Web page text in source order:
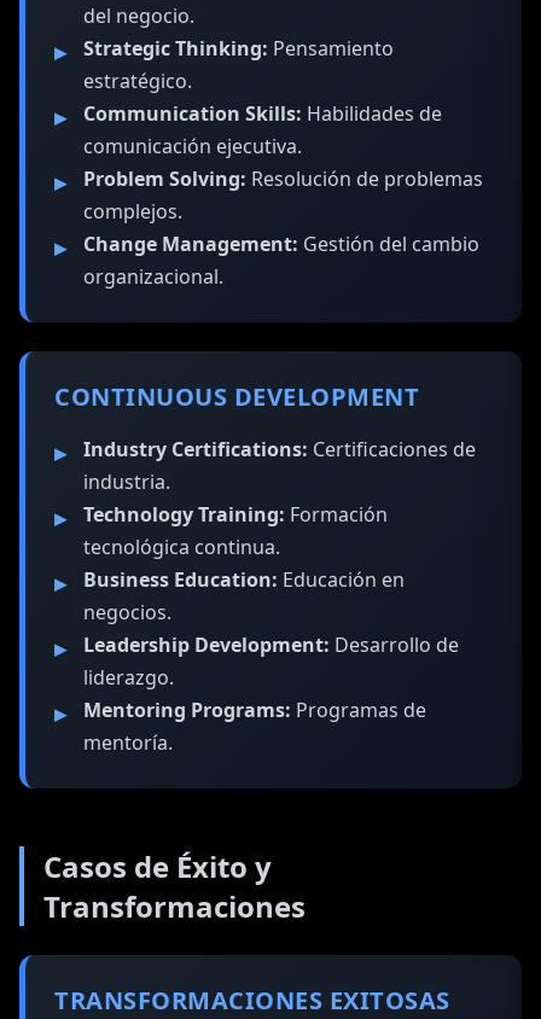
del negocio.
Strategic Thinking: Pensamiento
estratégico.
Communication Skills: Habilidades de
comunicación ejecutiva.
Problem Solving: Resolución de problemas
complejos.
Change Management: Gestión del cambio
organizacional.
CONTINUOUS DEVELOPMENT
Industry Certifications: Certificaciones de
industria.
Technology Training: Formación
tecnológica continua.
Business Education: Educación en
negocios.
Leadership Development: Desarrollo de
liderazgo.
Mentoring Programs: Programas de
mentoría.
Casos de Éxito y
Transformaciones
TRANSFORMACIONES EXITOSAS